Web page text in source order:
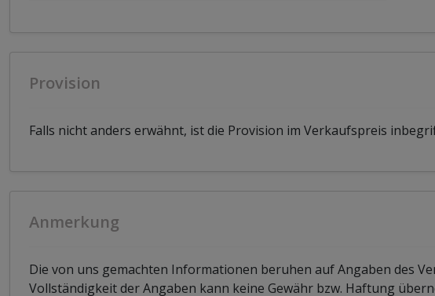
Provision
Falls nicht anders erwähnt, ist die Provision im Verkaufspreis
Anmerkung
Die von uns gemachten Informationen beruhen auf Angaben des
Vollständigkeit der Angaben kann keine Gewähr bzw. Haftung